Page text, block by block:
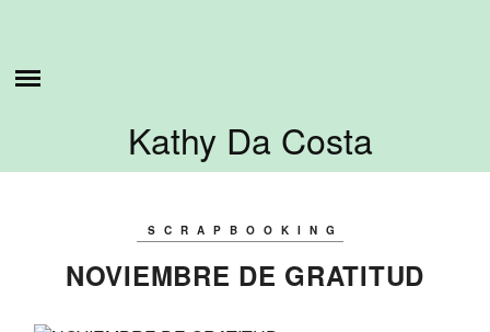
content
Kathy Da CostaTUTORIALES
SCRAPBOOKING
NOVIEMBRE DE GRATITUD